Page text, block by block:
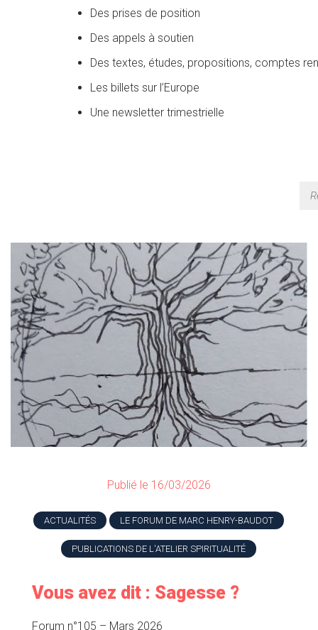
Des prises de position
Des appels à soutien
Des textes, études, propositions, comptes
Les billets sur l’Europe
Une newsletter trimestrielle
Publié le 16/03/2026
ACTUALITÉS LE FORUM DE MARC HENRY-BAUDOT
PUBLICATIONS DE L'ATELIER SPIRITUALITÉ
Vous avez dit : Sagesse ?
Forum n°105 – Mars 2026